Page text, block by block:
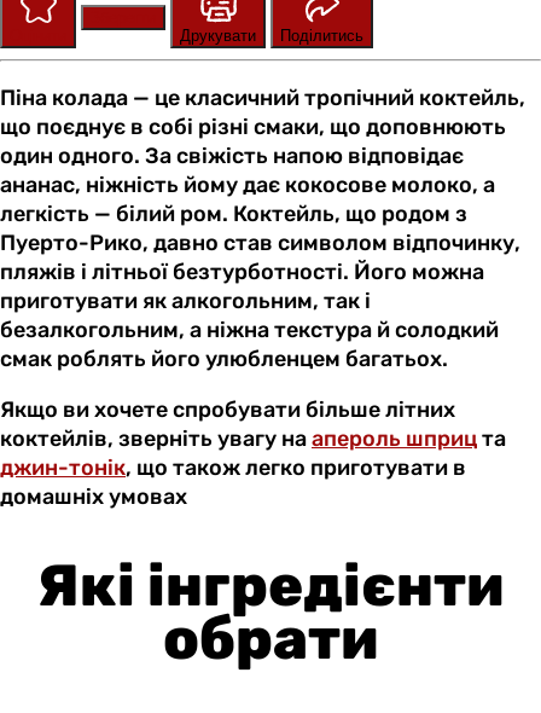
Друкувати
Поділитись
Піна колада — це класичний тропічний коктейль,
що поєднує в собі різні смаки, що доповнюють
один одного. За свіжість напою відповідає
ананас, ніжність йому дає кокосове молоко, а
легкість — білий ром. Коктейль, що родом з
Пуерто-Рико, давно став символом відпочинку,
пляжів і літньої безтурботності. Його можна
приготувати як алкогольним, так і
безалкогольним, а ніжна текстура й солодкий
смак роблять його улюбленцем багатьох.
Якщо ви хочете спробувати більше літних
коктейлів, зверніть увагу наапероль шприцта
джин-тонік, що також легко приготувати в
домашніх умовах
Які інгредієнти
обрати